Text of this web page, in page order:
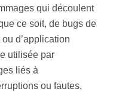
qui découlent
ce soit, de bugs de
d’application
utilisée par
liés à
ou fautes,